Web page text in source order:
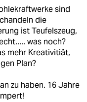
sind
die
ist Teufelszeug,
was noch?
mehr Kreativitiät,
Plan?
zu haben. 16 Jahre